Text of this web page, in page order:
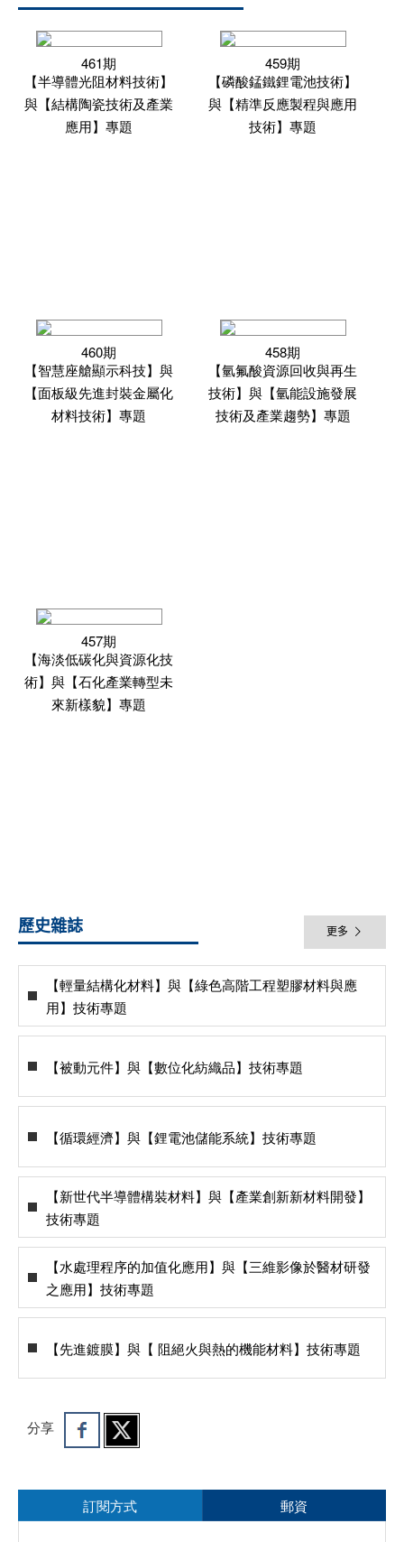
461期
【半導體光阻材料技術】
與【結構陶瓷技術及產業
應用】專題
459期
【磷酸錳鐵鋰電池技術】
與【精準反應製程與應用
技術】專題
460期
【智慧座艙顯示科技】與
【面板級先進封裝金屬化
材料技術】專題
458期
【氫氟酸資源回收與再生
技術】與【氫能設施發展
技術及產業趨勢】專題
457期
【海淡低碳化與資源化技
術】與【石化產業轉型未
來新樣貌】專題
歷史雜誌 更多
【輕量結構化材料】與【綠色高階工程塑膠材料與應
用】技術專題
【被動元件】與【數位化紡織品】技術專題
【循環經濟】與【鋰電池儲能系統】技術專題
【新世代半導體構裝材料】與【產業創新新材料開發】
技術專題
【水處理程序的加值化應用】與【三維影像於醫材研發
之應用】技術專題
【先進鍍膜】與【 阻絕火與熱的機能材料】技術專題
分享
訂閱方式 郵資